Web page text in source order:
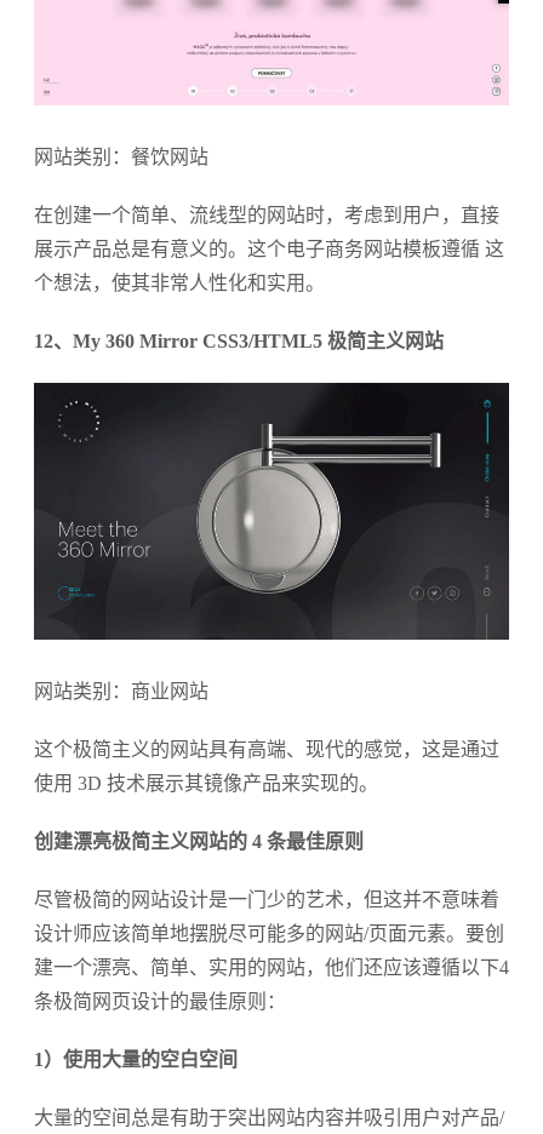
网站类别：餐饮网站
在创建一个简单、流线型的网站时，考虑到用户，直接
展示产品总是有意义的。这个电子商务网站模板遵循 这
个想法，使其非常人性化和实用。
12、My 360 Mirror CSS3/HTML5 极简主义网站
网站类别：商业网站
这个极简主义的网站具有高端、现代的感觉，这是通过
使用 3D 技术展示其镜像产品来实现的。
创建漂亮极简主义网站的 4 条最佳原则
尽管极简的网站设计是一门少的艺术，但这并不意味着
设计师应该简单地摆脱尽可能多的网站/页面元素。要创
建一个漂亮、简单、实用的网站，他们还应该遵循以下4
条极简网页设计的最佳原则：
1）使用大量的空白空间
大量的空间总是有助于突出网站内容并吸引用户对产品/